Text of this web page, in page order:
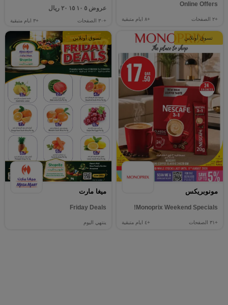
Online Offers
+٢ الصفحات +٨ ايام متبقية
عروض ٥ ١٠ ١٥ ٢٠ ريال
+٣٠ الصفحات +٣ ايام متبقية
تسوق أونلاين
مونوبريكس
Monoprix Weekend Specials!
+٣١ الصفحات +٤ ايام متبقية
تسوق أونلاين
ميغا مارت
Friday Deals
ينتهي اليوم